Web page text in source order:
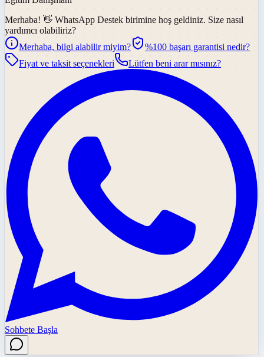
Merhaba! 👋 WhatsApp Destek birimine hoş geldiniz. Size nasıl
yardımcı olabiliriz?
Merhaba, bilgi alabilir miyim?
%100 başarı garantisi nedir?
Fiyat ve taksit seçenekleri
Lütfen beni arar mısınız?
Sohbete Başla